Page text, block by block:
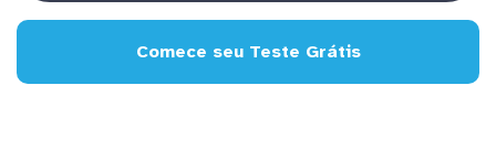
Comece seu Teste Grátis